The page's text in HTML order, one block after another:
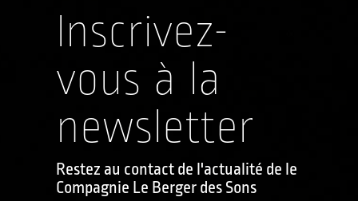
Inscrivez-
vous à la
newsletter
Restez au contact de l'actualité de le
Compagnie Le Berger des Sons